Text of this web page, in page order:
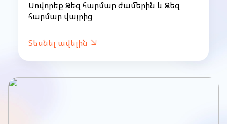
Սովորեք Ձեզ հարմար ժամերին և Ձեզ
հարմար վայրից
Տեսնել ավելին